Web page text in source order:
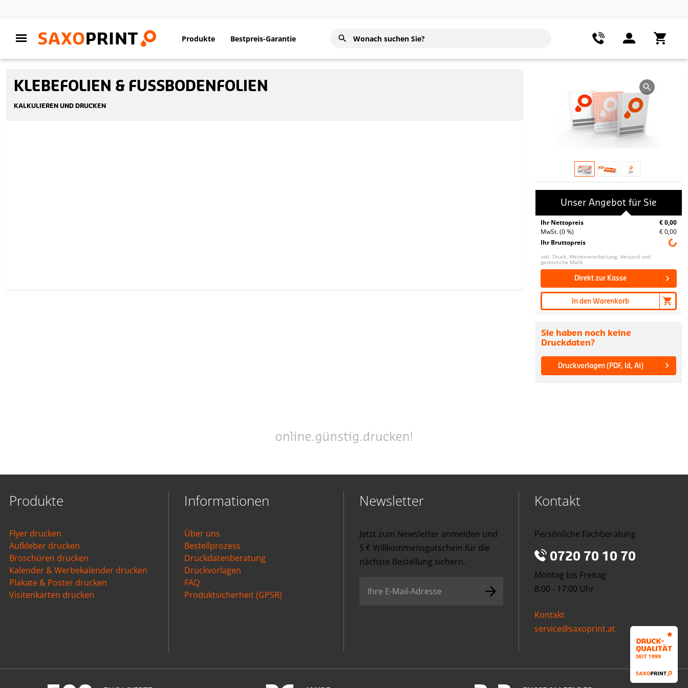
Produkte Bestpreis-Garantie
KLEBEFOLIEN & FUSSBODENFOLIEN
KALKULIEREN UND DRUCKEN
Unser Angebot für Sie
Ihr Nettopreis
€ 0,00
MwSt. (0 %)
€ 0,00
Ihr Bruttopreis
inkl. Druck, Weiterverarbeitung, Versand und
gesetzliche MwSt.
Direkt zur Kasse
In den Warenkorb
Sie haben noch keine
Druckdaten?
Druckvorlagen (PDF, Id, Ai)
Produkte
Flyer drucken
Aufkleber drucken
Broschüren drucken
Kalender & Werbekalender drucken
Plakate & Poster drucken
Visitenkarten drucken
Informationen
Über uns
Bestellprozess
Druckdatenberatung
Druckvorlagen
FAQ
Produktsicherheit (GPSR)
Newsletter
Jetzt zum Newsletter anmelden und
5 € Willkommensgutschein für die
nächste Bestellung sichern.
Kontakt
Persönliche Fachberatung
0720 70 10 70
Montag bis Freitag
8:00 - 17:00 Uhr
Kontakt
service@saxoprint.at